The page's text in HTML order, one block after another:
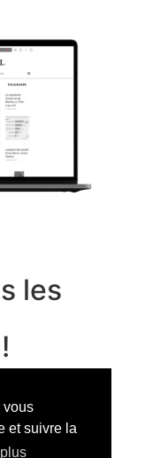
vous
et suivre la
les